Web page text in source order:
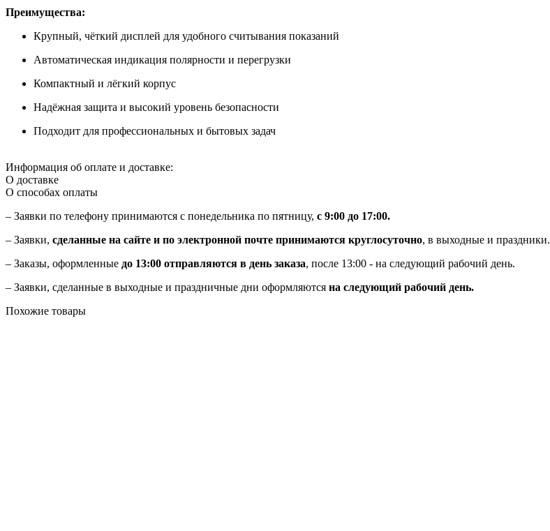
Преимущества:
Крупный, чёткий дисплей для удобного считывания показаний
Автоматическая индикация полярности и перегрузки
Компактный и лёгкий корпус
Надёжная защита и высокий уровень безопасности
Подходит для профессиональных и бытовых задач
Информация об оплате и доставке:
О доставке
О способах оплаты
– Заявки по телефону принимаются с понедельника по пятницу, с 9:00 до 17:00.
– Заявки, сделанные на сайте и по электронной почте принимаются круглосуточно, в выходные и праздники.
– Заказы, оформленные до 13:00 отправляются в день заказа, после 13:00 - на следующий рабочий день.
– Заявки, сделанные в выходные и праздничные дни оформляются на следующий рабочий день.
Похожие товары